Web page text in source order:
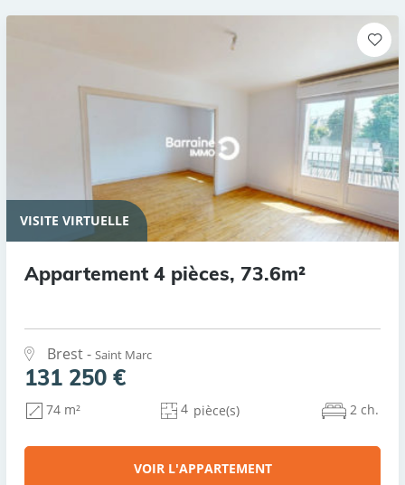
VISITE VIRTUELLE
Appartement 4 pièces, 73.6m²
Brest - Saint Marc
131 250 €
74 m² 4 pièce(s) 2 ch.
VOIR L'APPARTEMENT